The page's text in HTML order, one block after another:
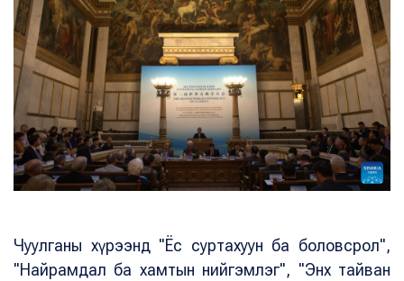
Чуулганы хүрээнд "Ёс суртахуун ба боловсрол",
"Найрамдал ба хамтын нийгэмлэг", "Энх тайван